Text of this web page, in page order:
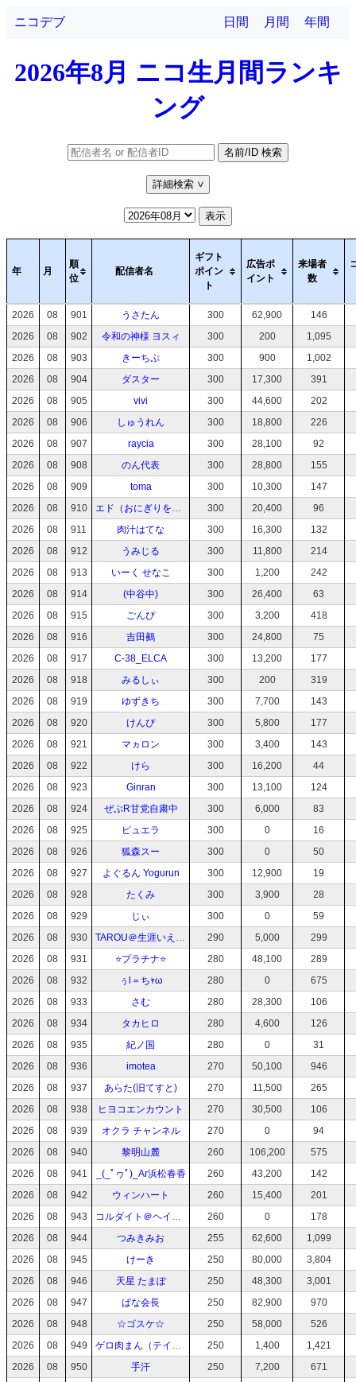
ニコデブ 日間 月間 年間
2026年8月 ニコ生月間ランキ
ング
名前/ID 検索
詳細検索 >
表示
年 月
順
位
配信者名
ギフト
ポイン
ト
広告ポ
イント
来場者
数
2026 08 901 うさたん 300 62,900
146
2026
08 902 令和の神様 ヨスィ 300 200
1,095
2026
08 903 きーちぷ 300 900
1,002
2026
08 904 ダスター 300 17,300
391
2026
08 905 vivi 300 44,600
202
2026
08 906 しゅうれん 300 18,800
226
2026
08 907 raycia 300 28,100
92
2026
08 908 のん代表 300 28,800
155
2026
08 909 toma 300 10,300
147
2026
08 910 エド（おにぎりを添えて） 300 20,400
96
2026
08 911 肉汁はてな 300 16,300
132
2026
08 912 うみじる 300 11,800
214
2026
08 913 いーく せなこ 300 1,200
242
2026
08 914 (中谷中) 300 26,400
63
2026
08 915 ごんぴ 300 3,200
418
2026
08 916 吉田鵺 300 24,800
75
2026
08 917 C-38_ELCA 300 13,200
177
2026
08 918 みるしぃ 300 200
319
2026
08 919 ゆずきち 300 7,700
143
2026
08 920 けんぴ 300 5,800
177
2026
08 921 マヵロン 300 3,400
143
2026
08 922 けら 300 16,200
44
2026
08 923 Ginran 300 13,100
124
2026
08 924 ぜぶR甘党自粛中 300 6,000
83
2026
08 925 ピュエラ 300 0
16
2026
08 926 狐森スー 300 0
50
2026
08 927 よぐるん Yogurun 300 12,900
19
2026
08 928 たくみ 300 3,900
28
2026
08 929 じぃ 300 0
59
2026
08 930 TAROU＠生涯いえねこ推し 290 5,000
299
2026
08 931 ⭐️プラチナ⭐️ 280 48,100
289
2026
08 932 ぅl＝ちｬω 280 0
675
2026
08 933 さむ 280 28,300
106
2026
08 934 タカヒロ 280 4,600
126
2026
08 935 紀ノ国 280 0
31
2026
08 936 imotea 270 50,100
946
2026
08 937 あらた(旧てすと) 270 11,500
265
2026
08 938 ヒヨコエンカウント 270 30,500
106
2026
08 939 オクラ チャンネル 270 0
94
2026
08 940 黎明山麓 260 106,200
575
2026
08 941 _(_ﾟヮﾟ)_Ar浜松春香 260 43,200
142
2026
08 942 ウィンハート 260 15,400
201
2026
08 943 コルダイト＠ヘイワード提督 260 0
178
2026
08 944 つみきみお 255 62,600
1,099
2026
08 945 けーき 250 80,000
3,804
2026
08 946 天星 たまぽ 250 48,300
3,001
2026
08 947 ぱな会長 250 82,900
970
2026
08 948 ☆ゴスケ☆ 250 58,000
526
2026
08 949 ゲロ肉まん（テイカー） 250 1,400
1,421
2026
08 950 手汗 250 7,200
671